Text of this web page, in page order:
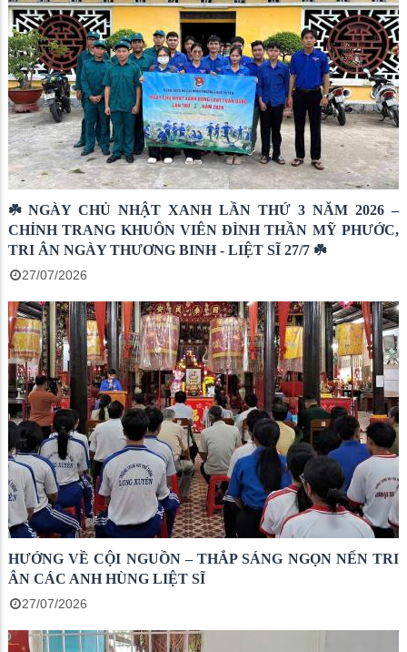
☘️ NGÀY CHỦ NHẬT XANH LẦN THỨ 3 NĂM 2026 –
CHỈNH TRANG KHUÔN VIÊN ĐÌNH THẦN MỸ PHƯỚC,
TRI ÂN NGÀY THƯƠNG BINH - LIỆT SĨ 27/7 ☘️
27/07/2026
HƯỚNG VỀ CỘI NGUỒN – THẮP SÁNG NGỌN NẾN TRI
ÂN CÁC ANH HÙNG LIỆT SĨ
27/07/2026